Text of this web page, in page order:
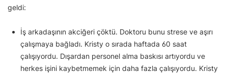
geldi:
İş arkadaşının akciğeri çöktü. Doktoru bunu strese ve aşırı
çalışmaya bağladı. Kristy o sırada haftada 60 saat
çalışıyordu. Dışardan personel alma baskısı artıyordu ve
herkes işini kaybetmemek için daha fazla çalışıyordu. Kristy